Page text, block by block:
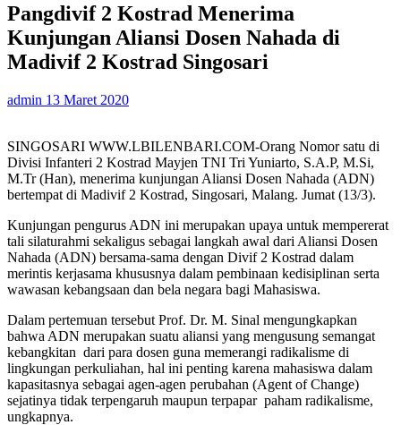
Pangdivif 2 Kostrad Menerima
Kunjungan Aliansi Dosen Nahada di
Madivif 2 Kostrad Singosari
admin 13 Maret 2020
SINGOSARI WWW.LBILENBARI.COM-Orang Nomor satu di
Divisi Infanteri 2 Kostrad Mayjen TNI Tri Yuniarto, S.A.P, M.Si,
M.Tr (Han), menerima kunjungan Aliansi Dosen Nahada (ADN)
bertempat di Madivif 2 Kostrad, Singosari, Malang. Jumat (13/3).
Kunjungan pengurus ADN ini merupakan upaya untuk mempererat
tali silaturahmi sekaligus sebagai langkah awal dari Aliansi Dosen
Nahada (ADN) bersama-sama dengan Divif 2 Kostrad dalam
merintis kerjasama khususnya dalam pembinaan kedisiplinan serta
wawasan kebangsaan dan bela negara bagi Mahasiswa.
Dalam pertemuan tersebut Prof. Dr. M. Sinal mengungkapkan
bahwa ADN merupakan suatu aliansi yang mengusung semangat
kebangkitan dari para dosen guna memerangi radikalisme di
lingkungan perkuliahan, hal ini penting karena mahasiswa dalam
kapasitasnya sebagai agen-agen perubahan (Agent of Change)
sejatinya tidak terpengaruh maupun terpapar paham radikalisme,
ungkapnya.